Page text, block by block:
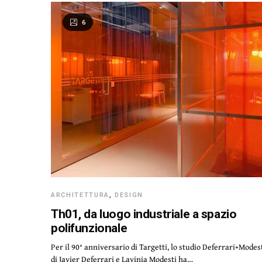
6
ARCHITETTURA,DESIGN
Th01, da luogo industriale a spazio
polifunzionale
Per il 90° anniversario di Targetti, lo studio
di Javier Deferrari e Lavinia Modesti ha…